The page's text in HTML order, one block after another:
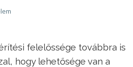
felelőssége továbbra is
hogy lehetősége van a